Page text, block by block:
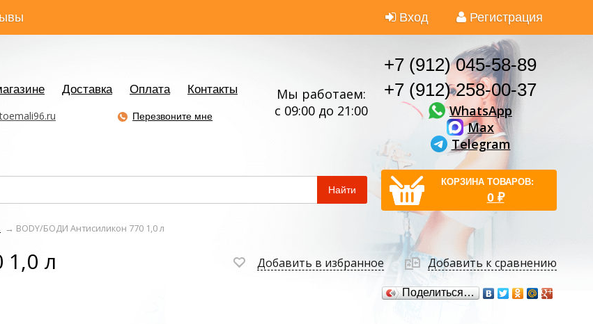
Вход Регистрация
Доставка Оплата
Контакты
Перезвоните мне
Мы работаем:
с 09:00 до 21:00
+7 (912) 045-58-89
+7 (912) 258-00-37
WhatsApp
Max
Telegram
Найти
КОРЗИНА ТОВАРОВ:
0 ₽
→ BODY/БОДИ Антисиликон 770 1,0 л
л Добавить в избранное Добавить к сравнению
Поделиться…